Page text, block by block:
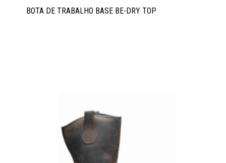
BOTA DE TRABALHO BASE BE-DRY TOP